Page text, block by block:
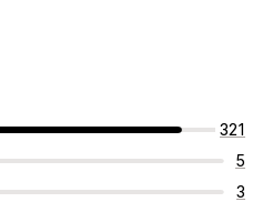
321
5
3